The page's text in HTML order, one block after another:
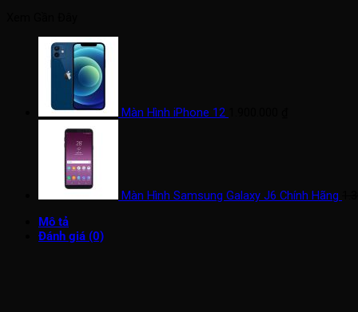
Màn Hình iPhone 12
Màn Hình Samsung Galaxy J6 Chính Hãng
Mô tả
Đánh giá (0)